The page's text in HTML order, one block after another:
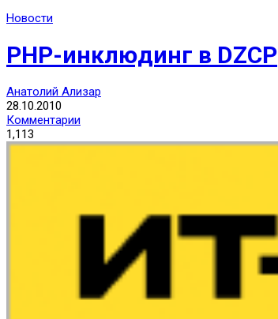
Новости
PHP-инклюдинг в DZCP
Анатолий Ализар
28.10.2010
Комментарии
1,113